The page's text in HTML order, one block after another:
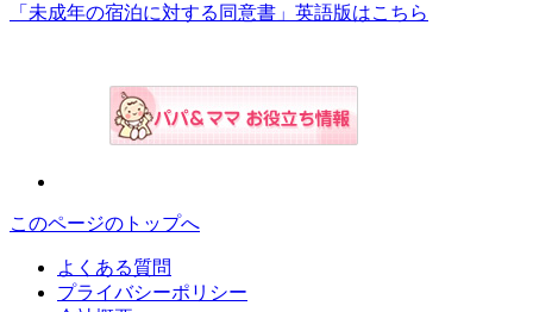
「未成年の宿泊に対する同意書」英語版はこちら
このページのトップへ
よくある質問
プライバシーポリシー